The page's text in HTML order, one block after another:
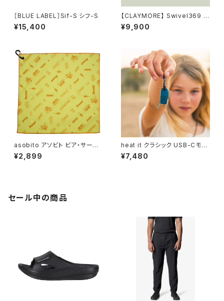
［BLUE LABEL］Sif-S シフ-S
¥15,400
【CLAYMORE】 Swivel369 ク
レイモア スイベル369 KHAKI
¥9,900
asobito アソビト ビア・サーモ
ラップ
¥2,899
heat it クラシック USB-Cモデ
ル
¥7,480
セール中の商品